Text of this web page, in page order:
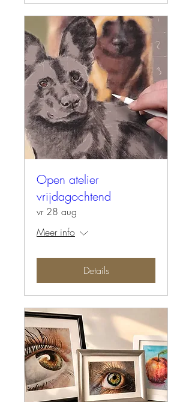
Open atelier
vrijdagochtend
vr 28 aug
Meer info
Details